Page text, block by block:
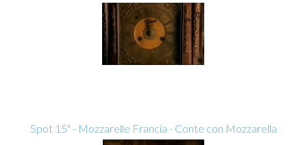
Spot 15" - Mozzarelle Francia - Conte con Mozzarella